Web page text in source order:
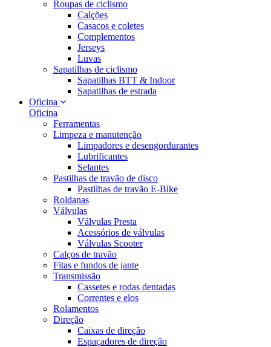
Roupas de ciclismo
Calções
Casacos e coletes
Complementos
Jerseys
Luvas
Sapatilhas de ciclismo
Sapatilhas BTT & Indoor
Sapatilhas de estrada
Oficina
Oficina
Ferramentas
Limpeza e manutenção
Limpadores e desengordurantes
Lubrificantes
Selantes
Pastilhas de travão de disco
Pastilhas de travão E-Bike
Roldanas
Válvulas
Válvulas Presta
Acessórios de válvulas
Válvulas Scooter
Calços de travão
Fitas e fundos de jante
Transmissão
Cassetes e rodas dentadas
Correntes e elos
Rolamentos
Direção
Caixas de direção
Espaçadores de direção